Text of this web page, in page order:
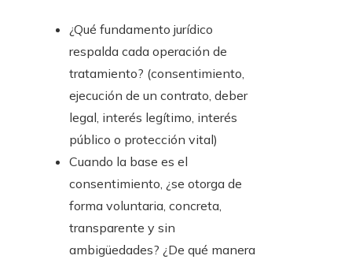
¿Qué fundamento jurídico
respalda cada operación de
tratamiento? (consentimiento,
ejecución de un contrato, deber
legal, interés legítimo, interés
público o protección vital)
Cuando la base es el
consentimiento, ¿se otorga de
forma voluntaria, concreta,
transparente y sin
ambigüedades? ¿De qué manera